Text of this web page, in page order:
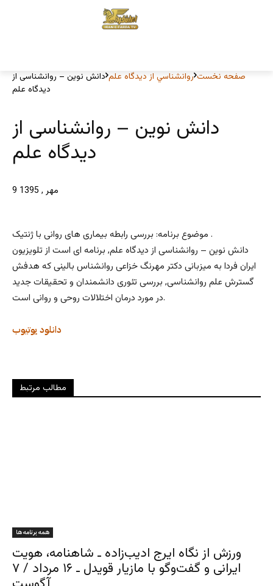
صفحه نخست روانشناسي از ديدگاه علم دانش نوین – روانشناسی از
دیدگاه علم
دانش نوین – روانشناسی از
دیدگاه علم
9 مهر , 1395
موضوع برنامه: بررسی رابطه بیماری های روانی با ژنتیک .
دانش نوین – روانشناسی از دیدگاه علم, برنامه ای است از تلویزیون
ایران فردا به میزبانی دکتر مهرنگ خزاعی روانشناس بالینی که هدفش
گسترش علم روانشناسی, بررسی تئوری دانشمندان و تحقیقات جدید
در مورد درمان اختلالات روحی و روانی است.
یوتیوب دانلود
مطالب مرتبط
همه برنامه ها
ورزش از نگاه ایرج ادیب‌زاده ـ شاهنامه، هویت
ایرانی و گفت‌وگو با مازیار قویدل ـ ۱۶ مرداد / ۷